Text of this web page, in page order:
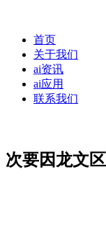
首页
关于我们
ai资讯
ai应用
联系我们
次要因龙文